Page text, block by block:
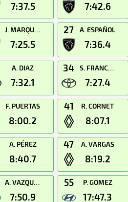
7:37.5 7:42.6
J. MARQUES
7:25.5
27 A. ESPAÑOL
7:36.4
A. DIAZ
7:32.1
34 S. FRANCOLI
7:27.4
F. PUERTAS
8:00.2
41 R. CORNET
8:07.1
A. PÉREZ
8:40.7
47 A. VARGAS
8:19.2
A. VAZQUEZ
7:50.9
55 P. GOMEZ
17:47.3